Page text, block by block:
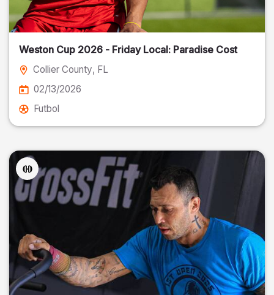
Weston Cup 2026 - Friday Local: Paradise Cost
Collier County, FL
02/13/2026
Futbol